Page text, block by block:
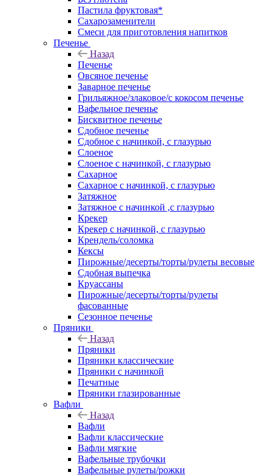
Пастила фруктовая*
Сахарозаменители
Смеси для приготовления напитков
Печенье
Назад
Печенье
Овсяное печенье
Заварное печенье
Грильяжное/злаковое/с кокосом печенье
Вафельное печенье
Бисквитное печенье
Сдобное печенье
Сдобное с начинкой, с глазурью
Слоеное
Слоеное с начинкой, с глазурью
Сахарное
Сахарное с начинкой, с глазурью
Затяжное
Затяжное с начинкой ,с глазурью
Крекер
Крекер с начинкой, с глазурью
Крендель/соломка
Кексы
Пирожные/десерты/торты/рулеты весовые
Сдобная выпечка
Круассаны
Пирожные/десерты/торты/рулеты
фасованные
Сезонное печенье
Пряники
Назад
Пряники
Пряники классические
Пряники с начинкой
Печатные
Пряники глазированные
Вафли
Назад
Вафли
Вафли классические
Вафли мягкие
Вафельные трубочки
Вафельные рулеты/рожки